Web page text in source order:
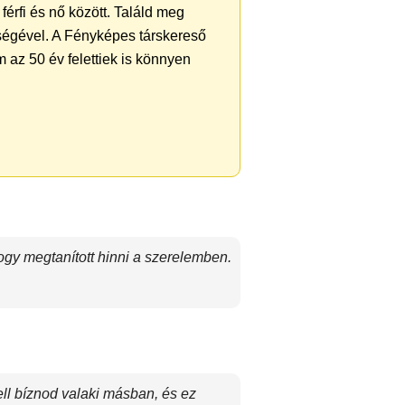
és nő között. Találd meg
A Fényképes társkereső
az 50 év felettiek is könnyen
megtanított hinni a szerelemben.
bíznod valaki másban, és ez